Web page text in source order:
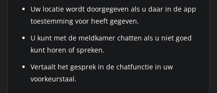
Uw locatie wordt doorgegeven als u daar in de app
toestemming voor heeft gegeven.
U kunt met de meldkamer chatten als u niet goed
kunt horen of spreken.
Vertaalt het gesprek in de chatfunctie in uw
voorkeurstaal.